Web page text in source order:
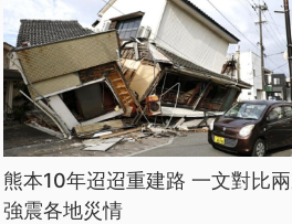
熊本10年迢迢重建路 一文對比
強震各地災情